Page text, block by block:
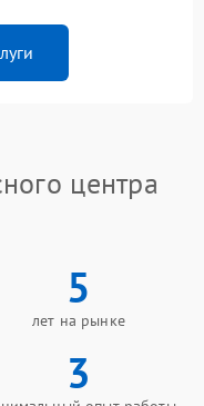
центра
5
лет на рынке
3